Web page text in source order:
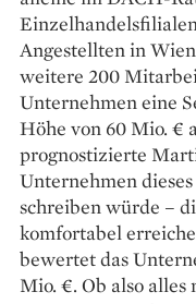
Angestellten in
weitere 200
Unternehmen eine
Höhe von 60 Mio. €
prognostizierte
Unternehmen
schreiben würde –
komfortabel
bewertet das
Mio. €. Ob also alles